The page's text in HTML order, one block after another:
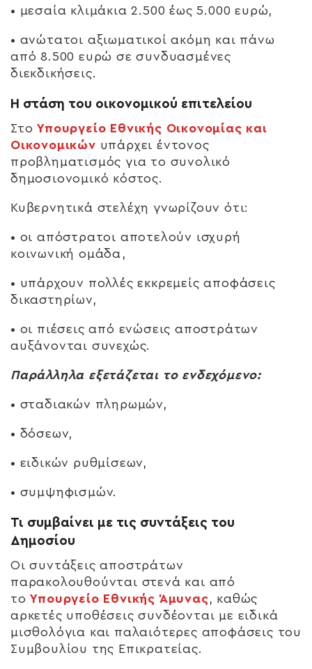
• μεσαία κλιμάκια 2.500 έως 5.000 ευρώ,
• ανώτατοι αξιωματικοί ακόμη και πάνω
από 8.500 ευρώ σε συνδυασμένες
διεκδικήσεις.
Η στάση του οικονομικού επιτελείου
ΣτοΥπουργείο Εθνικής Οικονομίας και
Οικονομικών υπάρχει έντονος
προβληματισμός για το συνολικό
δημοσιονομικό κόστος.
Κυβερνητικά στελέχη γνωρίζουν ότι:
• οι απόστρατοι αποτελούν ισχυρή
κοινωνική ομάδα,
• υπάρχουν πολλές εκκρεμείς αποφάσεις
δικαστηρίων,
• οι πιέσεις από ενώσεις αποστράτων
αυξάνονται συνεχώς.
Παράλληλα εξετάζεται το ενδεχόμενο:
• σταδιακών πληρωμών,
• δόσεων,
• ειδικών ρυθμίσεων,
• συμψηφισμών.
Τι συμβαίνει με τις συντάξεις του
Δημοσίου
Οι συντάξεις αποστράτων
παρακολουθούνται στενά και από
τοΥπουργείο Εθνικής Άμυνας , καθώς
αρκετές υποθέσεις συνδέονται με ειδικά
μισθολόγια και παλαιότερες αποφάσεις του
Συμβουλίου της Επικρατείας.